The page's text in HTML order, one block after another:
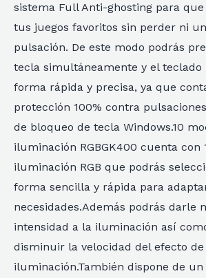
sistema Full Anti-ghosting para
tus juegos favoritos sin perder ni
pulsación. De este modo podrás
tecla simultáneamente y el teclado
forma rápida y precisa, ya que
protección 100% contra
de bloqueo de tecla Windows.10
iluminación RGBGK400 cuenta con
iluminación RGB que podrás
forma sencilla y rápida para
necesidades.Además podrás darle
intensidad a la iluminación así
disminuir la velocidad del efecto de
iluminación.También dispone de